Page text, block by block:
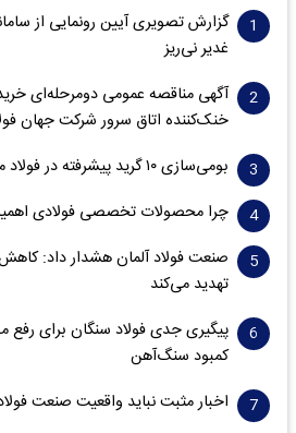
گزارش تصویری آیین رونمایی از
غدیر نی‌ریز
خنک‌کننده اتاق سرور شرکت جهان
بومی‌سازی ۱۰ گرید پیشرفته در فولاد مبارکه
چرا محصولات تخصصی فولادی
صنعت فولاد آلمان هشدار داد:
تهدید می‌کند
پیگیری جدی فولاد سنگان برای
کمبود سنگ‌آهن
اخبار مثبت نباید واقعیت صنعت